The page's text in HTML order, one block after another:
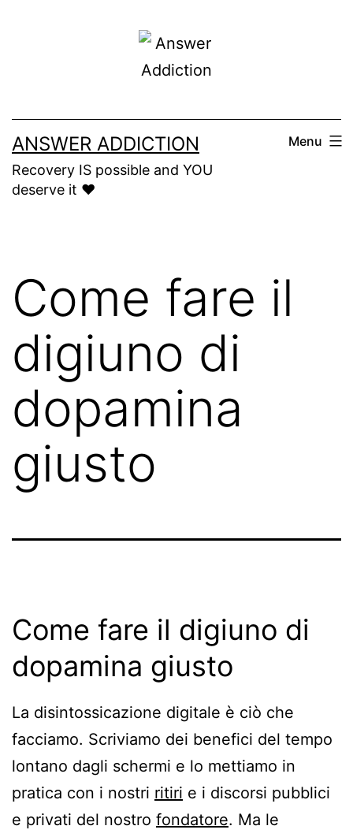
ANSWER ADDICTION
Recovery IS possible and YOU
deserve it ❤️
Menu
Come fare il
digiuno di
dopamina
giusto
Come fare il digiuno di
dopamina giusto
La disintossicazione digitale è ciò che
facciamo. Scriviamo dei benefici del tempo
lontano dagli schermi e lo mettiamo in
pratica con i nostri ritiri e i discorsi pubblici
e privati del nostro fondatore. Ma le